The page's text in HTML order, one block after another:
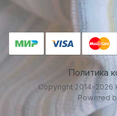
Политика
Copyright 2014-2026
Powered